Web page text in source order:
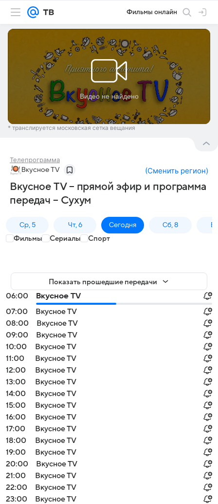
Фильмы онлайн
* транслируется московская сетка вещания
Телепрограмма
Вкусное TV (Сменить регион)
Вкусное TV – прямой эфир и программа
передач – Сухум
Ср, 5 Чт, 6 Сегодня Сб, 8
Фильмы Сериалы Спорт
Показать прошедшие передачи
06:00
Вкусное TV
07:00
Вкусное TV
08:00
Вкусное TV
09:00
Вкусное TV
10:00
Вкусное TV
11:00
Вкусное TV
12:00
Вкусное TV
13:00
Вкусное TV
14:00
Вкусное TV
15:00
Вкусное TV
16:00
Вкусное TV
17:00
Вкусное TV
18:00
Вкусное TV
19:00
Вкусное TV
20:00
Вкусное TV
21:00
Вкусное TV
22:00
Вкусное TV
23:00
Вкусное TV